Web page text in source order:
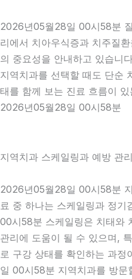
2026년05월28일 00시58분
리에서 치아우식증과 치주질
의 중요성을 안내하고 있습니
지역치과를 선택할 때도 단순
태를 함께 보는 진료 흐름이
2026년05월28일 00시58분
지역치과 스케일링과 예방 관
2026년05월28일 00시58분
료 중 하나는 스케일링과 정
00시58분 스케일링은 치태와
관리에 도움이 될 수 있으며,
로 구강 상태를 확인하는 과
일 00시58분 지역치과를 방